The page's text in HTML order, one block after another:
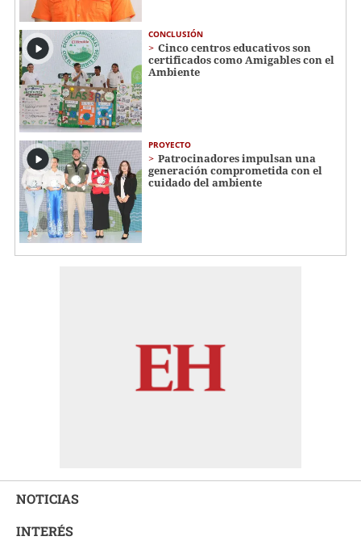
CONCLUSIÓN
Cinco centros educativos son
certificados como Amigables con el
Ambiente
PROYECTO
Patrocinadores impulsan una
generación comprometida con el
cuidado del ambiente
NOTICIAS
INTERÉS